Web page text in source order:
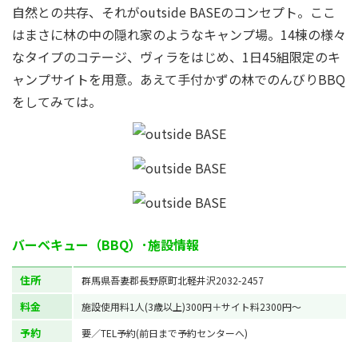
自然との共存、それがoutside BASEのコンセプト。ここ
はまさに林の中の隠れ家のようなキャンプ場。14棟の様々
なタイプのコテージ、ヴィラをはじめ、1日45組限定のキ
ャンプサイトを用意。あえて手付かずの林でのんびりBBQ
をしてみては。
バーベキュー（BBQ）･施設情報
住所 群馬県吾妻郡長野原町北軽井沢2032-2457
料金 施設使用料1人(3歳以上)300円＋サイト料2300円～
予約 要／TEL予約(前日まで予約センターへ)